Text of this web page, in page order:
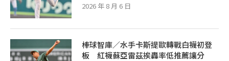
2026 年 8 月 6 日
棒球智庫／水手卡斯提歐轉戰白襪初登
板 紅襪蘇亞雷茲挨轟率低推薦讓分